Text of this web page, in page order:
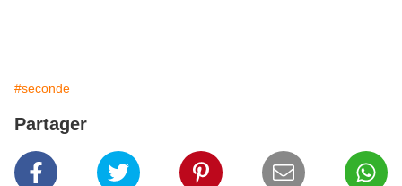
#seconde
Partager